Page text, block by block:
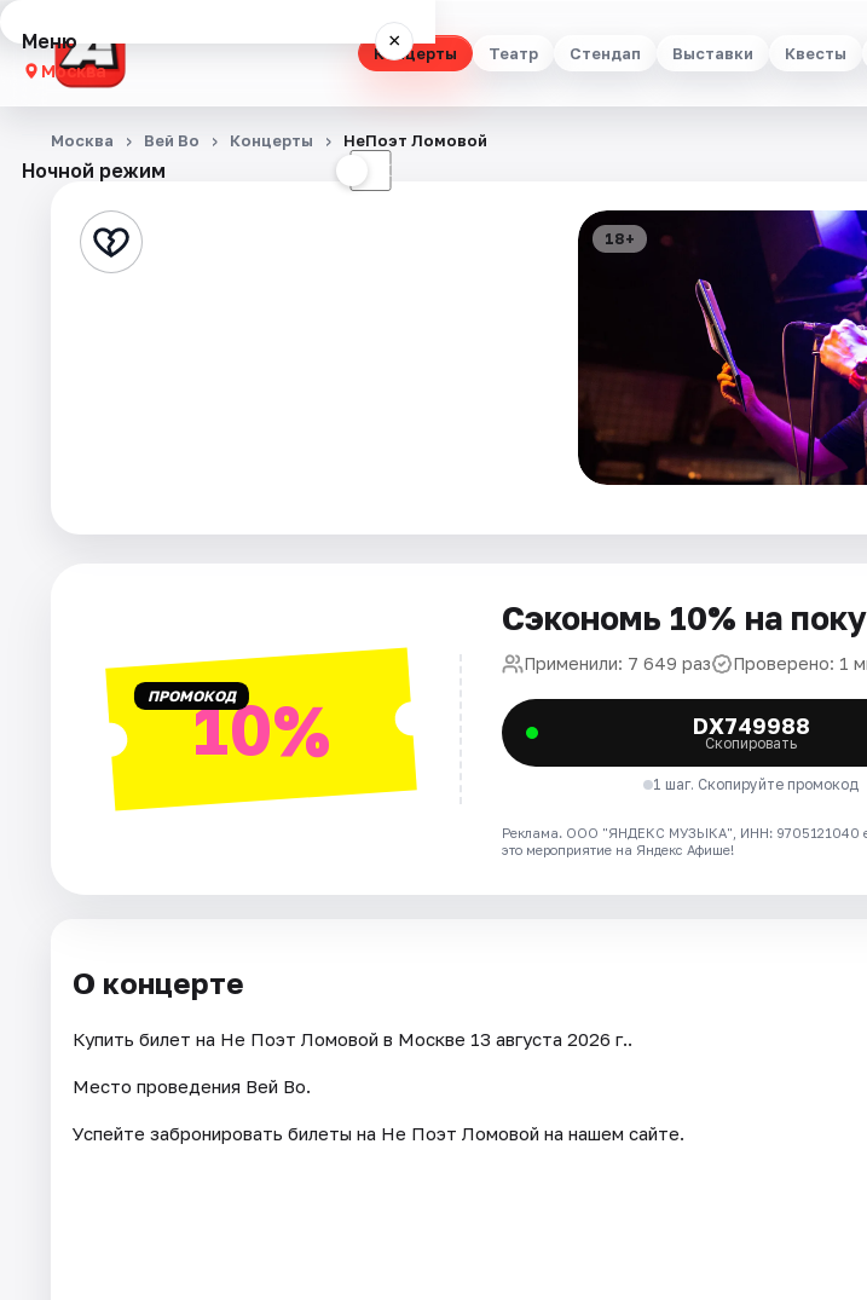
Концерты Театр Стендап Выставки Квесты
Меню ×
Москва
Концерты
Стендап
Площадки
Артисты
Рейтинги
Ночной режим ☾
Москва Вей Во Концерты НеПоэт Ломовой
18+
ПРОМОКОД10%
Сэкономь 10% на
Применили: 7 649 раз Проверено: 1
DX749988
Скопировать
1 шаг. Скопируйте промокод
Реклама. ООО "ЯНДЕКС МУЗЫКА", ИНН: 9705121040
это мероприятие на Яндекс Афише!
О концерте
Купить билет на Не Поэт Ломовой в Москве 13 августа 2026 г..
Место проведения Вей Во.
Успейте забронировать билеты на Не Поэт Ломовой на нашем сайте.